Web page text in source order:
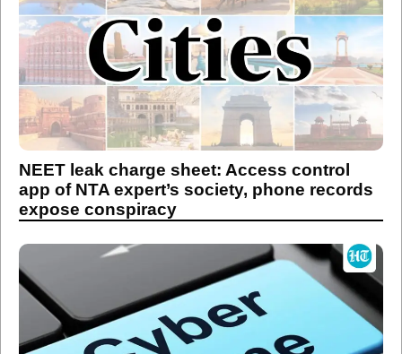
NEET leak charge sheet: Access control
app of NTA expert’s society, phone records
expose conspiracy